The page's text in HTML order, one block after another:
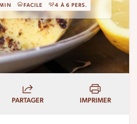
FACILE 4 À 6 PERS.
PARTAGER IMPRIMER